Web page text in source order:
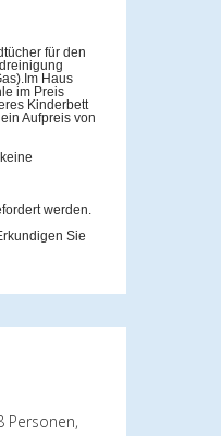
für den
Haus
im Preis
Kinderbett
Aufpreis von
werden.
Sie
Personen,